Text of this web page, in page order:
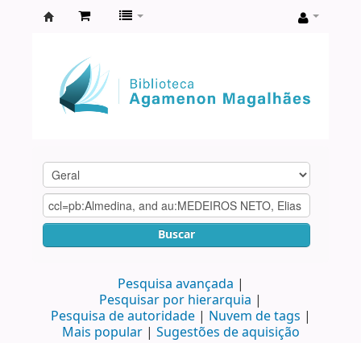
Agamenon
Magalhães
Buscar
Pesquisa avançada
Pesquisar por hierarquia
Pesquisa de autoridade
Nuvem de tags
Mais popular
Sugestões de aquisição